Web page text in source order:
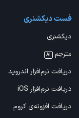
فست دیکشنری
دیکشنری
مترجم
AI
دریافت نرم‌افزار اندروید
دریافت نرم‌افزار iOS
دریافت افزونه‌ی کروم